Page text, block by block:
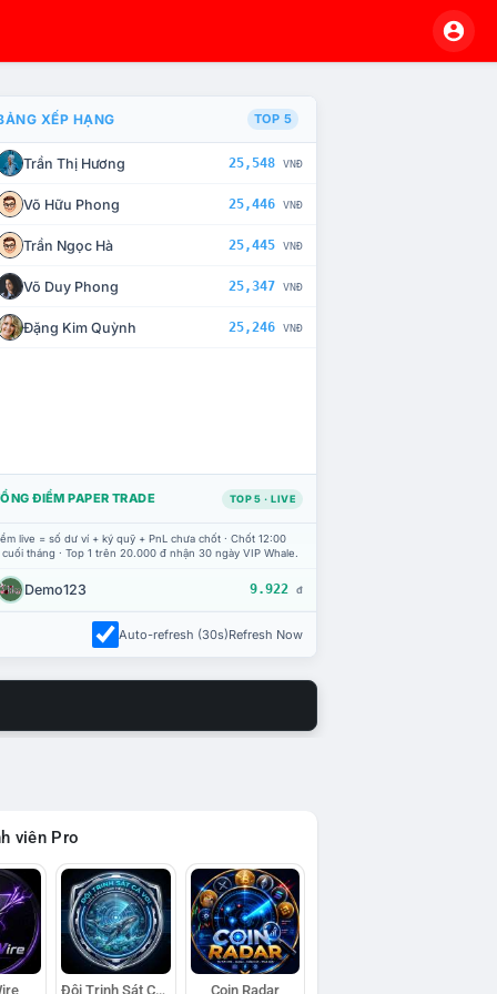
CHẾ TÀI XỬ LÝ VI PHẠM
XẾP HẠNG TOP 5
Trần Thị Hương 25,548 VNĐ
Võ Hữu Phong 25,446 VNĐ
Trần Ngọc Hà 25,445 VNĐ
Võ Duy Phong 25,347 VNĐ
Đặng Kim Quỳnh 25,246 VNĐ
ĐIỂM PAPER TRADE TOP 5 · LIVE
live = số dư ví + ký quỹ + PnL chưa chốt · Chốt 12:00
tháng · Top 1 trên 20.000 đ nhận 30 ngày VIP Whale.
Demo123 9.922 đ
Auto-refresh (30s)Refresh Now
viên Pro
Đội Trinh Sát Cá Voi Coin Radar